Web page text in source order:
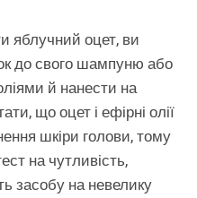
яблучний оцет, ви
до свого шампуню або
й нанести на
що оцет і ефірні олії
шкіри голови, тому
на чутливість,
засобу на невелику